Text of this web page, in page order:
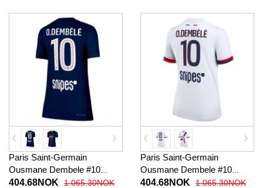
Paris Saint-Germain
Ousmane Dembele #10
Fotballklær Hjemmedrakt
404.68NOK 1.065.30NOK
Paris Saint-Germain
Ousmane Dembele #10
Fotballklær Bortedrakt Dame
404.68NOK 1.065.30NOK